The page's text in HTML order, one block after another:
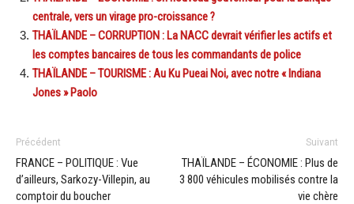
centrale, vers un virage pro-croissance ?
THAÏLANDE – CORRUPTION : La NACC devrait vérifier les actifs et
les comptes bancaires de tous les commandants de police
THAÏLANDE – TOURISME : Au Ku Pueai Noi, avec notre « Indiana
Jones » Paolo
Précédent
FRANCE – POLITIQUE : Vue
d’ailleurs, Sarkozy-Villepin, au
comptoir du boucher
Suivant
THAÏLANDE – ÉCONOMIE : Plus de
3 800 véhicules mobilisés contre la
vie chère